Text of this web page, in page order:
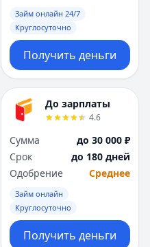
Займ онлайн 24/7
Круглосуточно
Получить деньги
До зарплаты
4.6
Сумма
до 30 000 ₽
Срок
до 180 дней
Одобрение
Среднее
Займ онлайн
Круглосуточно
Получить деньги